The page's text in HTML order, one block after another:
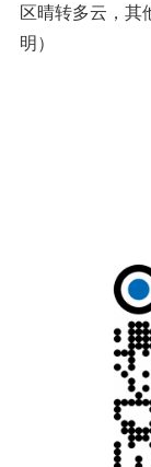
区晴转多云，其
明）